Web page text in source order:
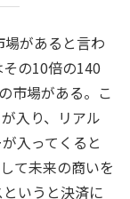
があると言わ
の10倍の140
市場がある。こ
入り、リアル
入ってくると
て未来の商いを
いうと決済に